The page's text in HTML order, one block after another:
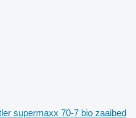
supermaxx 70-7 bio zaaibed